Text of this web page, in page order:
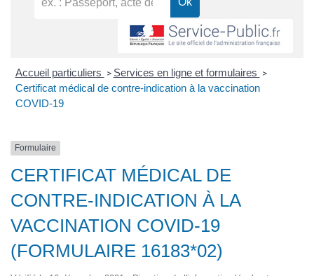
Accueil particuliers > Services en ligne et formulaires >
Certificat médical de contre-indication à la vaccination
COVID-19
Formulaire
CERTIFICAT MÉDICAL DE
CONTRE-INDICATION À LA
VACCINATION COVID-19
(FORMULAIRE 16183*02)